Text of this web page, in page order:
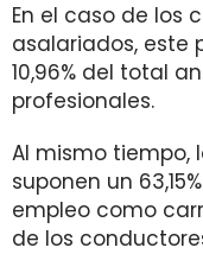
En el caso de los
asalariados, este
10,96% del total
profesionales.
Al mismo tiempo,
suponen un
empleo como
de los